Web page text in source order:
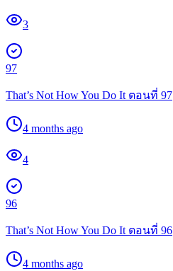
3
97
That’s Not How You Do It ตอนที่ 97
4 months ago
4
96
That’s Not How You Do It ตอนที่ 96
4 months ago